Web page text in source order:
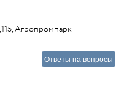
Агропромпарк
Ответы на вопросы